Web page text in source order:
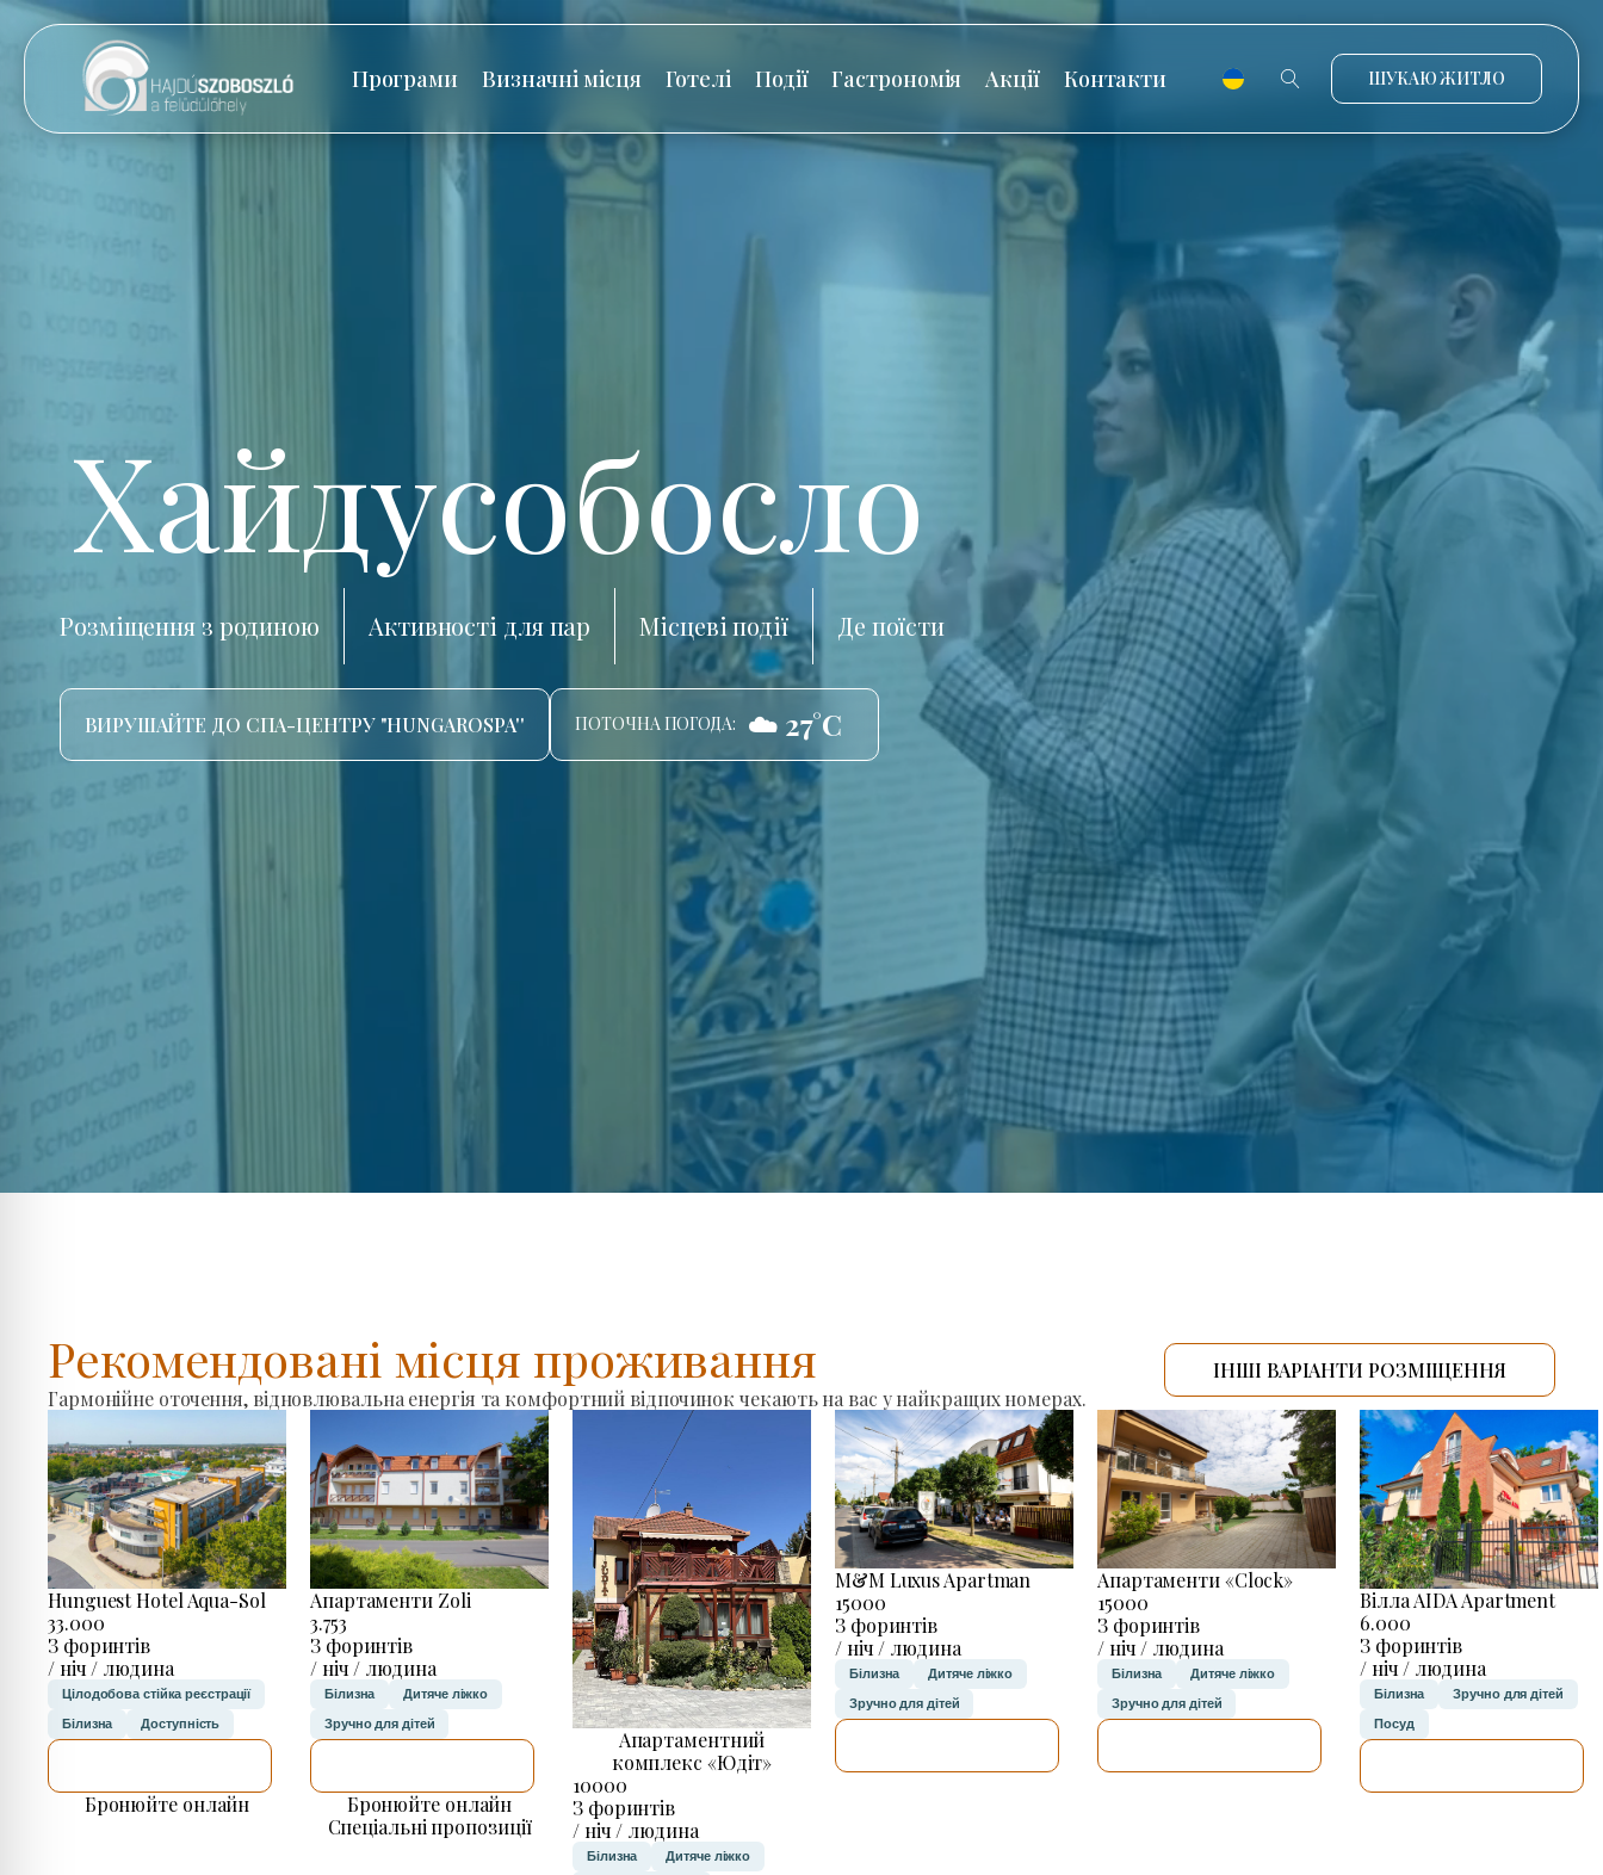
Програми Визначні місця Готелі Події Гастрономія Акції Контакти ШУКАЮ ЖИТЛО
Хайдусобосло
Розміщення з родиною Активності для пар Місцеві події Де поїсти
ВИРУШАЙТЕ ДО СПА-ЦЕНТРУ "HUNGAROSPA'' ПОТОЧНА ПОГОДА: ☁️ 27°C
Рекомендовані місця проживання
Гармонійне оточення, відновлювальна енергія та комфортний відпочинок чекають на вас у найкращих номерах.
ІНШІ ВАРІАНТИ РОЗМІЩЕННЯ
Hunguest Hotel Aqua-Sol
33.000
З форинтів
/ ніч / людина
Цілодобова стійка реєстрації
Білизна Доступність
Бронюйте онлайн
Апартаменти Zoli
3.753
З форинтів
/ ніч / людина
Білизна Дитяче ліжко
Зручно для дітей
Бронюйте онлайн
Спеціальні пропозиції
Апартаментний
комплекс «Юдіт»
10000
З форинтів
/ ніч / людина
Білизна Дитяче ліжко
M&M Luxus Apartman
15000
З форинтів
/ ніч / людина
Білизна Дитяче ліжко
Зручно для дітей
Апартаменти «Clock»
15000
З форинтів
/ ніч / людина
Білизна Дитяче ліжко
Зручно для дітей
Вілла AIDA Apartment
6.000
З форинтів
/ ніч / людина
Білизна Зручно для дітей
Посуд